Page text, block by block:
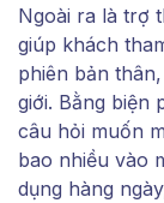
Ngoài ra là trợ
giúp khách
phiên bản
giới. Bằng biện
câu hỏi muốn
bao nhiều vào
dụng hàng